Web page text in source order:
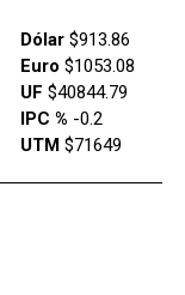
Dólar$913.86
Euro $1053.08
UF $40844.79
IPC % -0.2
UTM$71649